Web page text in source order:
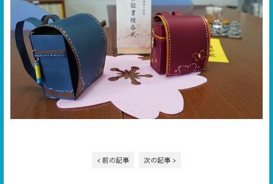
< 前の記事 次の記事 >